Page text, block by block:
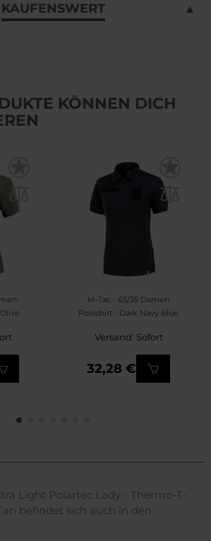
KAUFENSWERT
KÖNNEN DICH
M-Tac - 65/35 Damen
Poloshirt - Dark Navy Blue
Versand: Sofort
32,28 €
Light Polartec Lady - Thermo-T-
befindet sich auch in den